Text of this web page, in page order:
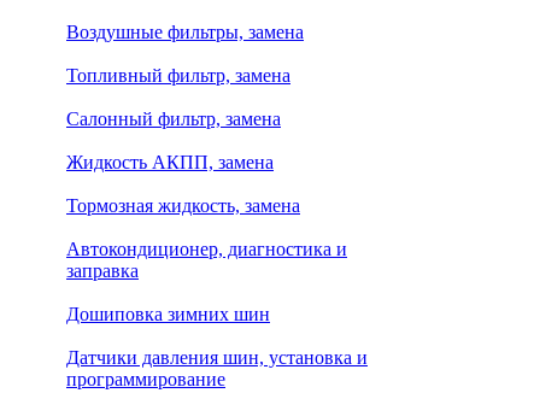
Воздушные фильтры, замена
Топливный фильтр, замена
Салонный фильтр, замена
Жидкость АКПП, замена
Тормозная жидкость, замена
Автокондиционер, диагностика и
заправка
Дошиповка зимних шин
Датчики давления шин, установка и
программирование